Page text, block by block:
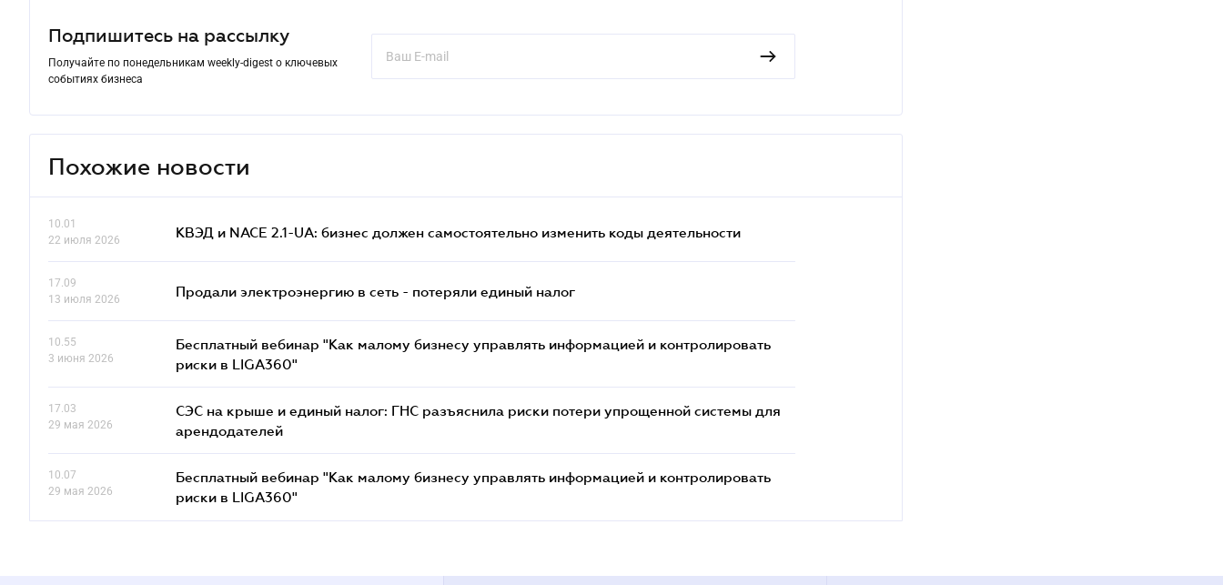
Подпишитесь на рассылку
Получайте по понедельникам weekly-digest о ключевых
событиях бизнеса
Похожие новости
10.01
22 июля 2026
КВЭД и NACE 2.1-UA: бизнес должен самостоятельно изменить коды деятельности
17.09
13 июля 2026
Продали электроэнергию в сеть - потеряли единый налог
10.55
3 июня 2026
Бесплатный вебинар "Как малому бизнесу управлять информацией и контролировать
риски в LIGA360"
17.03
29 мая 2026
СЭС на крыше и единый налог: ГНС разъяснила риски потери упрощенной системы для
арендодателей
10.07
29 мая 2026
Бесплатный вебинар "Как малому бизнесу управлять информацией и контролировать
риски в LIGA360"